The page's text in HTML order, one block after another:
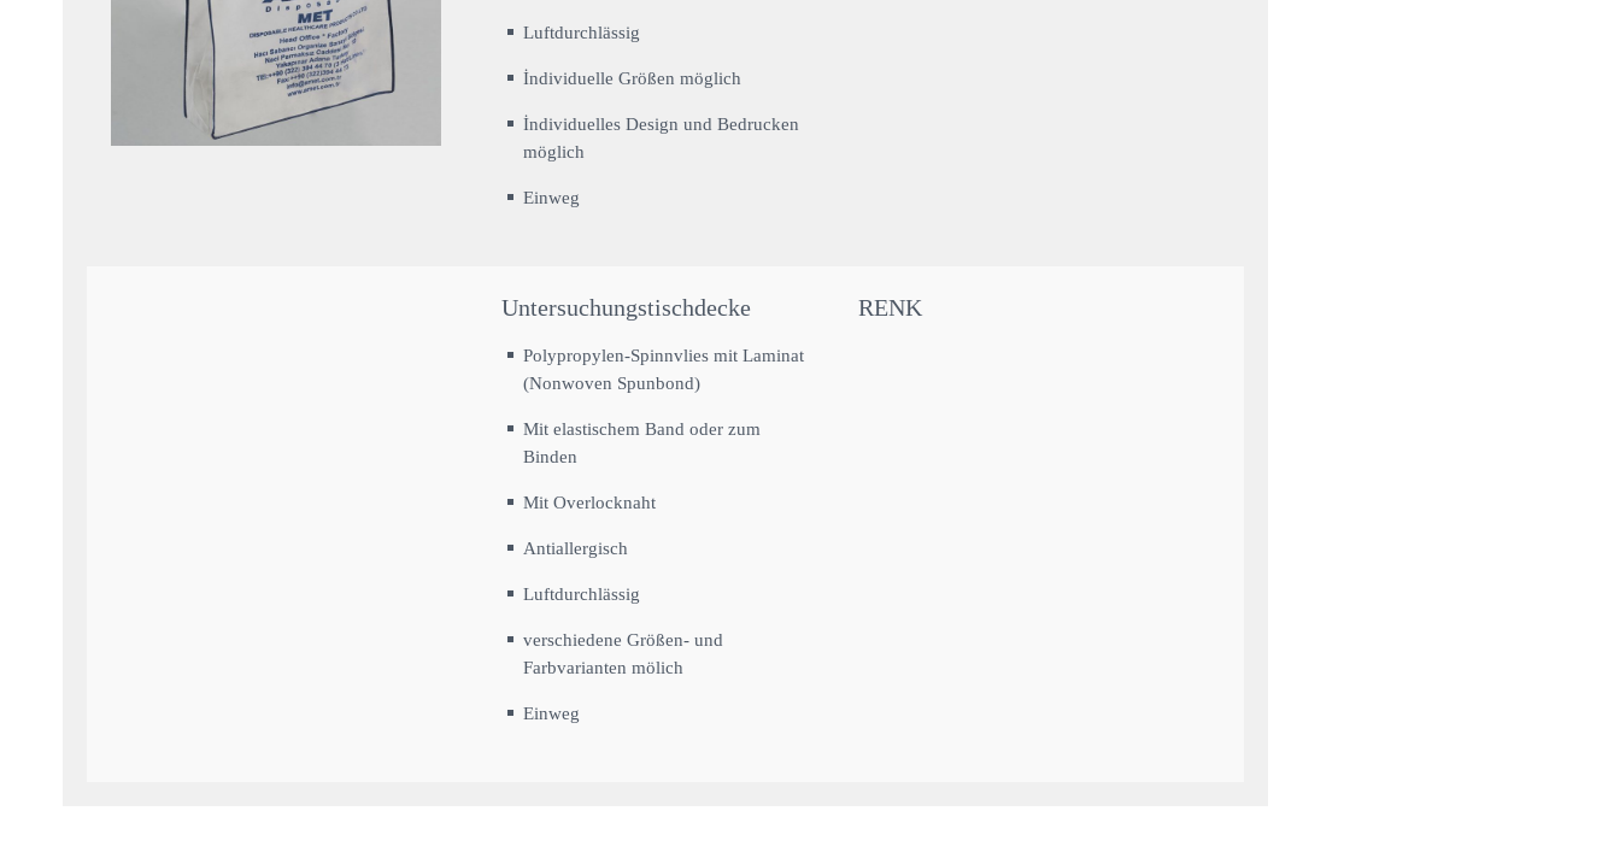
Luftdurchlässig
İndividuelle Größen möglich
İndividuelles Design und Bedrucken
möglich
Einweg
Untersuchungstischdecke
Polypropylen-Spinnvlies mit Laminat
(Nonwoven Spunbond)
Mit elastischem Band oder zum
Binden
Mit Overlocknaht
Antiallergisch
Luftdurchlässig
verschiedene Größen- und
Farbvarianten mölich
Einweg
RENK